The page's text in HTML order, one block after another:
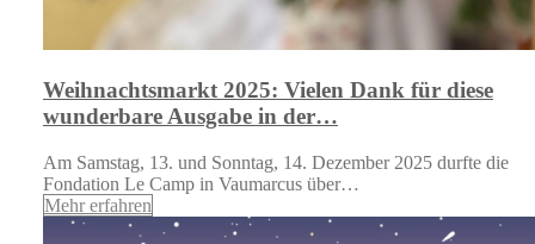
Weihnachtsmarkt 2025: Vielen Dank für diese
wunderbare Ausgabe in der…
Am Samstag, 13. und Sonntag, 14. Dezember 2025 durfte die
Fondation Le Camp in Vaumarcus über…
Mehr erfahren